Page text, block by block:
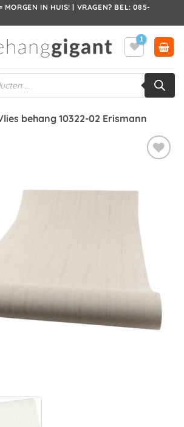
MORGEN IN HUIS! | VRAGEN? BEL: 085-
behang 10322-02 Erismann
verlanglijst